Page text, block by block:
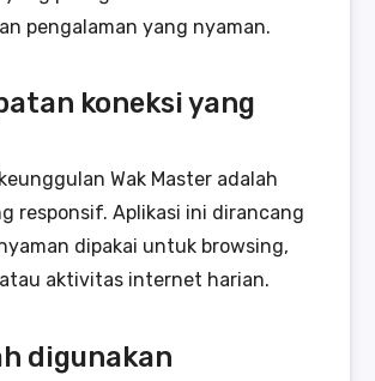
pengalaman yang nyaman.
koneksi yang
Wak Master adalah
responsif. Aplikasi ini dirancang
dipakai untuk browsing,
aktivitas internet harian.
digunakan